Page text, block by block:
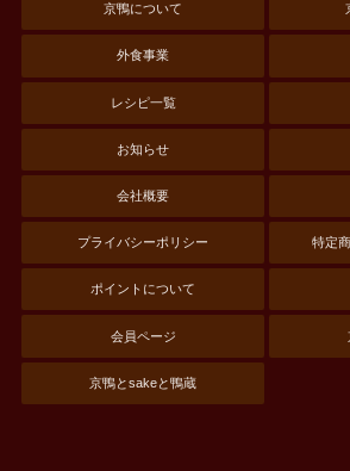
京鴨について
外食事業
レシピ一覧
お知らせ
会社概要
プライバシーポリシー 特定
ポイントについて
会員ページ
京鴨とsakeと鴨蔵